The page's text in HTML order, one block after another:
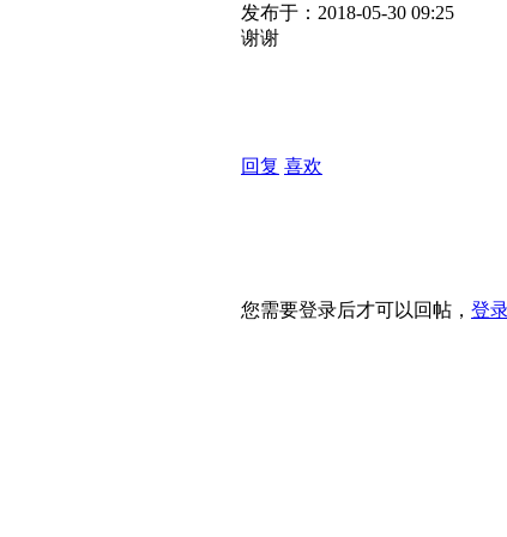
发布于：2018-05-30 09:25
谢谢
回复 喜欢
您需要登录后才可以回帖， 登